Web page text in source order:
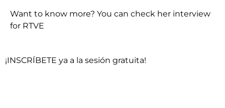
Want to know more? You can check her interview
for RTVE
¡INSCRÍBETE ya a la sesión gratuita!